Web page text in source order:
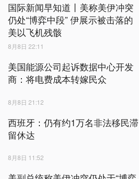
国际新闻早知道丨美称美伊冲突
仍处“博弈中段” 伊展示被击落的
美以飞机残骸
8月8日 22:11
美国能源公司起诉数据中心开发
商：将电费成本转嫁民众
8月8日 21:12
西班牙：仍有约1万名非法移民滞
留休达
8月8日 11:52